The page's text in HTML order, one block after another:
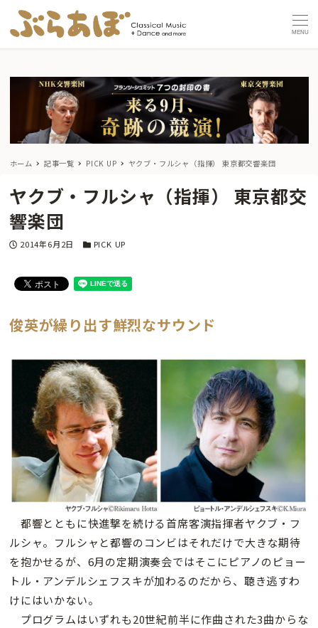
MENU
ホーム 記事一覧 PICK UP ヤクブ・フルシャ（指揮） 東京都交響楽団
ヤクブ・フルシャ（指揮） 東京都交
響楽団
投稿日
2014年6月2日 カテゴリー
PICK UP
俊英が繰り出す鮮烈なサウンド
都響とともに快進撃を続ける首席客演指揮者ヤクブ・フ
ルシャ。フルシャと都響のコンビはそれだけで大きな期待
を抱かせるが、6月の定期演奏会ではそこにピアノのピョー
トル・アンデルシェフスキが加わるのだから、聴き逃すわ
けにはいかない。
プログラムはいずれも20世紀前半に作曲された3曲からな